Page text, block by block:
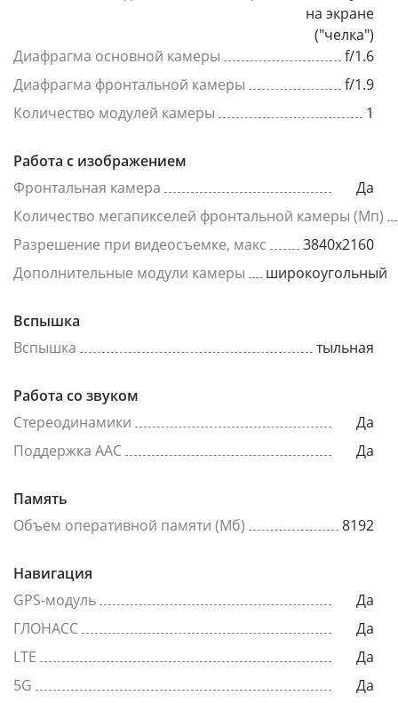
на экране
("челка")
Диафрагма основной камеры
f/1.6
Диафрагма фронтальной камеры
f/1.9
Количество модулей камеры
1
Работа с изображением
Фронтальная камера
Да
Количество мегапикселей фронтальной камеры (Мп)
Разрешение при видеосъемке, макс
3840x2160
Дополнительные модули камеры
широкоугольный
Вспышка
Вспышка
тыльная
Работа со звуком
Стереодинамики
Да
Поддержка AAC
Да
Память
Объем оперативной памяти (Мб)
8192
Навигация
GPS-модуль
Да
ГЛОНАСС
Да
LTE
Да
5G
Да